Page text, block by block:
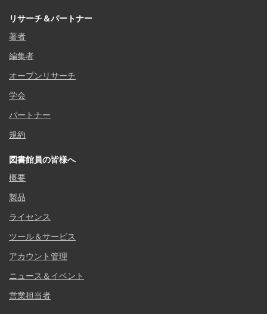
リサーチ＆パートナー
著者
編集者
オープンリサーチ
学会
パートナー
規約
図書館員の皆様へ
概要
製品
ライセンス
ツール＆サービス
アカウント管理
ニュース＆イベント
営業担当者